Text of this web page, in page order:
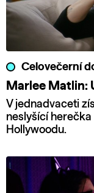
Celovečerní
Marlee Matlin:
V jednadvaceti
neslyšící
Hollywoodu.